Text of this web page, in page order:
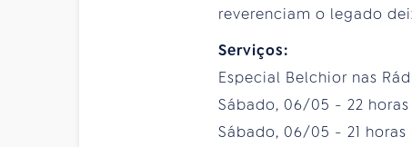
reverenciam o legado
Serviços:
Especial Belchior nas
Sábado, 06/05 - 22
Sábado, 06/05 - 21